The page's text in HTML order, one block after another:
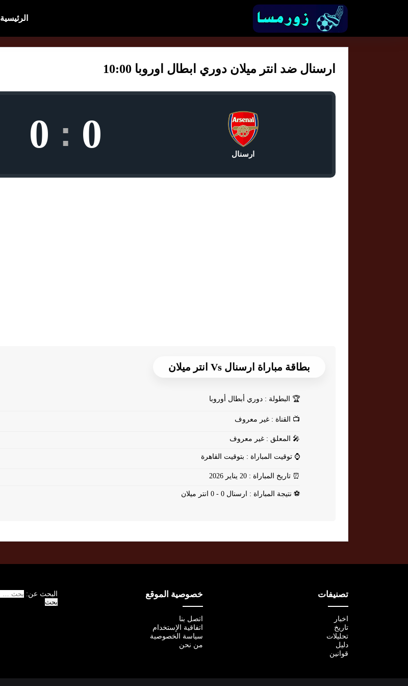
الرئيسية
ارسنال ضد انتر ميلان دوري ابطال اوروبا 10:00
ارسنال 0
:
0
بطاقة مباراة ارسنال Vs انتر ميلان
🏆 البطولة : دوري أبطال أوروبا
📺 القناة : غير معروف
🎤 المعلق : غير معروف
⌚ توقيت المباراة : بتوقيت القاهرة
⏰ تاريخ المباراة : 20 يناير 2026
⚽ نتيجة المباراة : ارسنال 0 - 0 انتر ميلان
تصنيفات
اخبار
تاريخ
تحليلات
دليل
قوانين
خصوصية الموقع
اتصل بنا
اتفاقية الإستخدام
سياسة الخصوصية
من نحن
البحث عن: